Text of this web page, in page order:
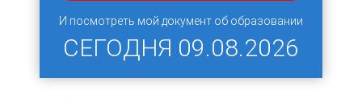
И посмотреть мой документ об образовании
СЕГОДНЯ 09.08.2026